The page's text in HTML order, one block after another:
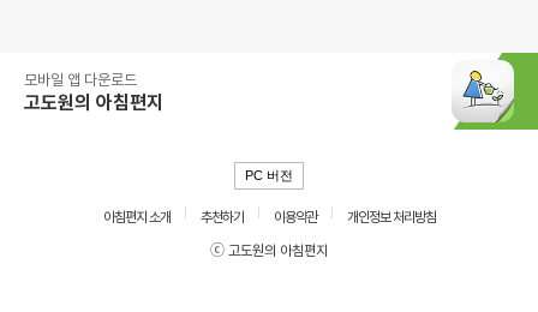
모바일 앱 다운로드
고도원의 아침편지
PC 버전
아침편지 소개 추천하기 이용약관
개인정보 처리방침
ⓒ 고도원의 아침편지